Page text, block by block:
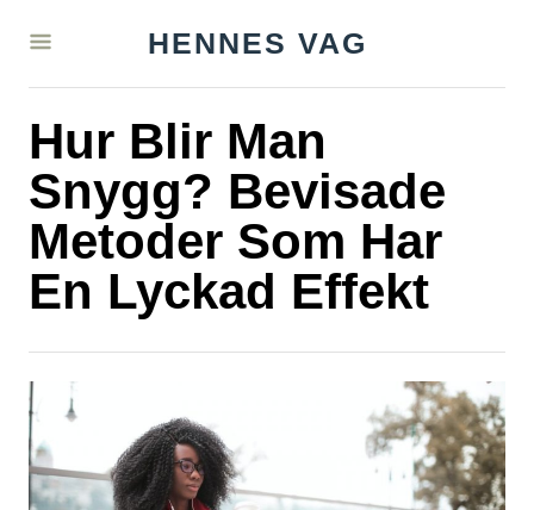
HENNES VAG
Hur Blir Man
Snygg? Bevisade
Metoder Som Har
En Lyckad Effekt